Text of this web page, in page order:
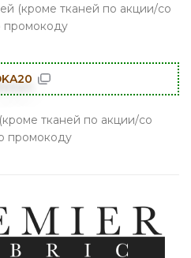
(кроме тканей по акции/со
промокоду
тканей по акции/со
промокоду